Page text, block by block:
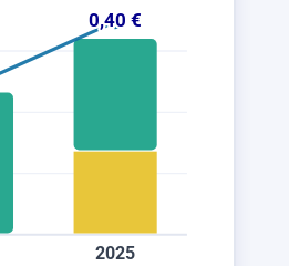
2025
0,40 €